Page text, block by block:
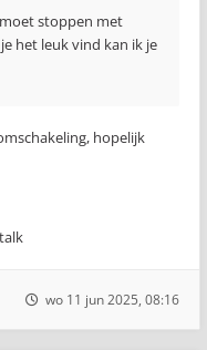
stoppen met
je het leuk vind kan ik je
hopelijk
wo 11 jun 2025, 08:16